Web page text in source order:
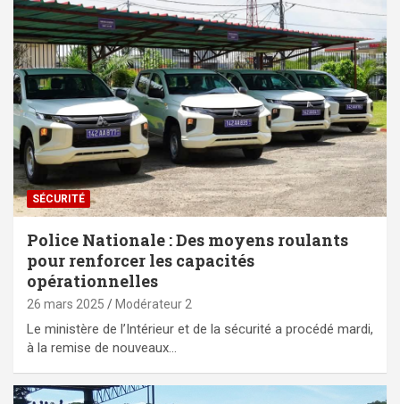
SÉCURITÉ
Police Nationale : Des moyens roulants
pour renforcer les capacités
opérationnelles
26 mars 2025 Modérateur 2
Le ministère de l’Intérieur et de la sécurité a procédé mardi,
à la remise de nouveaux…